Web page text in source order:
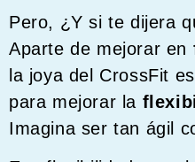
Pero, ¿Y si te dijera
Aparte de mejorar en
la joya del CrossFit
para mejorar la
Imagina ser tan ágil